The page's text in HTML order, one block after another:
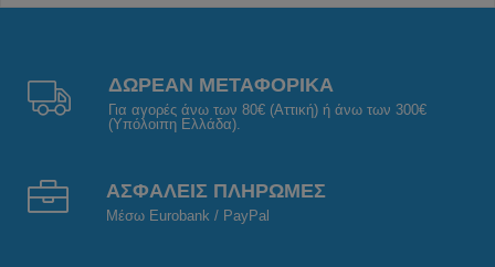
ΔΩΡΕΑΝ ΜΕΤΑΦΟΡΙΚΑ
Για αγορές άνω των 80€ (Αττική) ή άνω των 300€
(Υπόλοιπη Ελλάδα).
ΑΣΦΑΛΕΙΣ ΠΛΗΡΩΜΕΣ
Μέσω Eurobank / PayPal